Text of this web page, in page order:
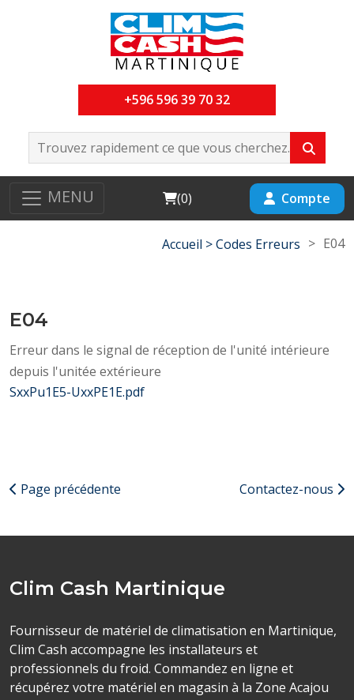
+596 596 39 70 32
MENU Cart
(0) Compte
Accueil >Codes Erreurs > E04
E04
Erreur dans le signal de réception de l'unité intérieure
depuis l'unitée extérieure
SxxPu1E5-UxxPE1E.pdf
Page précédente Contactez-nous
Clim Cash Martinique
Fournisseur de matériel de climatisation en Martinique,
Clim Cash accompagne les installateurs et
professionnels du froid. Commandez en ligne et
récupérez votre matériel en magasin à la Zone Acajou